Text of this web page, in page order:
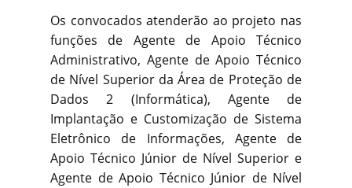
Os convocados atenderão ao projeto nas
funções de Agente de Apoio Técnico
Administrativo, Agente de Apoio Técnico
de Nível Superior da Área de Proteção de
Dados 2 (Informática), Agente de
Implantação e Customização de Sistema
Eletrônico de Informações, Agente de
Apoio Técnico Júnior de Nível Superior e
Agente de Apoio Técnico Júnior de Nível